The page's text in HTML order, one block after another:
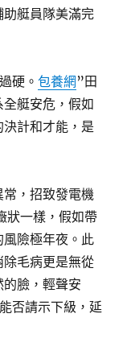
助艇員隊美滿完
硬。包養網 ”田
艇安危，假如
計和才能，是
，招致發電機
狀一樣，假如帶
風險極年夜。此
毛病更是無從
臉，輕聲安
否請示下級，延